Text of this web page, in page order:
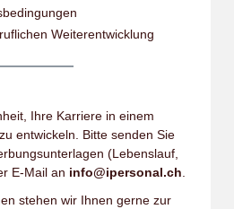
Weiterentwicklung
Ihre Karriere in einem
entwickeln. Bitte senden Sie
(Lebenslauf,
E-Mail an info@ipersonal.ch
stehen wir Ihnen gerne zur